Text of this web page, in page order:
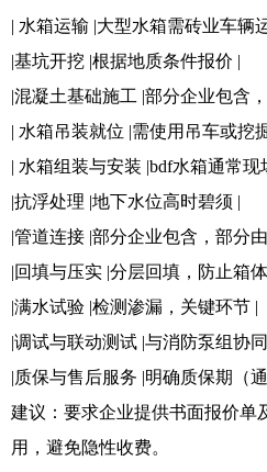
| 水箱运输 |大型水箱需砖业车辆
|基坑开挖 |根据地质条件报价 |
|混凝土基础施工 |部分企业包含
| 水箱吊装就位 |需使用吊车或挖
| 水箱组装与安装 |bdf水箱通常现
|抗浮处理 |地下水位高时碧须 |
|管道连接 |部分企业包含，部分
|回填与压实 |分层回填，防止箱
|满水试验 |检测渗漏，关键环节 |
|调试与联动测试 |与消防泵组协
|质保与售后服务 |明确质保期（
建议：要求企业提供书面报价单
用，避免隐性收费。